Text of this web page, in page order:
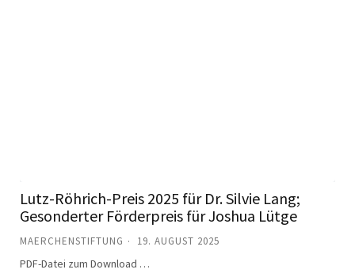
Lutz-Röhrich-Preis 2025 für Dr. Silvie Lang;
Gesonderter Förderpreis für Joshua Lütge
MAERCHENSTIFTUNG 19. AUGUST 2025
PDF-Datei zum Download …